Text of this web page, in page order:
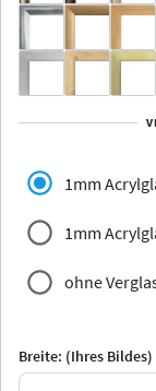
Yukon
Jersey
1mm
1mm
ohne
Breite: (Ihres Bildes)